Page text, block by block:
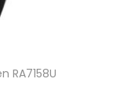
RA7158U